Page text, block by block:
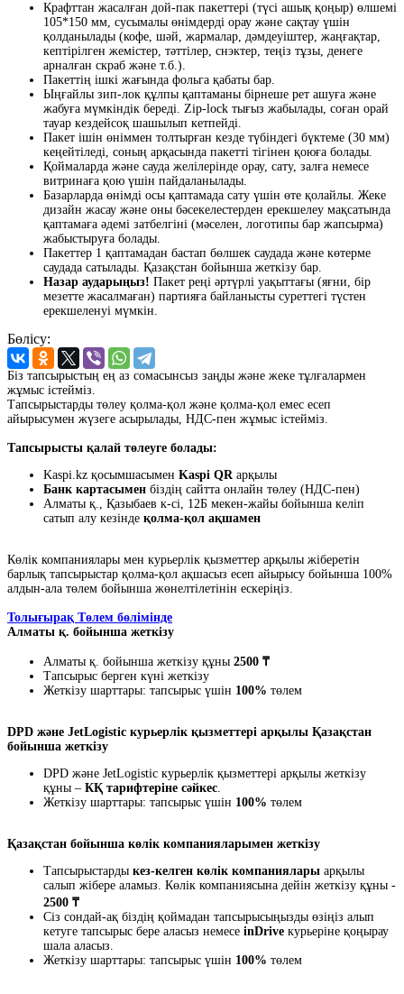
Крафттан жасалған дой-пак пакеттері (түсі ашық қоңыр) өлшемі
105*150 мм, сусымалы өнімдерді орау және сақтау үшін
қолданылады (кофе, шәй, жармалар, дәмдеуіштер, жаңғақтар,
кептірілген жемістер, тәттілер, снэктер, теңіз тұзы, денеге
арналған скраб және т.б.).
Пакеттің ішкі жағында фольга қабаты бар.
Ыңғайлы зип-лок құлпы қаптаманы бірнеше рет ашуға және
жабуға мүмкіндік береді. Zip-lock тығыз жабылады, соған орай
тауар кездейсоқ шашылып кетпейді.
Пакет ішін өніммен толтырған кезде түбіндегі бүктеме (30 мм)
кеңейтіледі, соның арқасында пакетті тігінен қоюға болады.
Қоймаларда және сауда желілерінде орау, сату, залға немесе
витринаға қою үшін пайдаланылады.
Базарларда өнімді осы қаптамада сату үшін өте қолайлы. Жеке
дизайн жасау және оны бәсекелестерден ерекшелеу мақсатында
қаптамаға әдемі затбелгіні (мәселен, логотипы бар жапсырма)
жабыстыруға болады.
Пакеттер 1 қаптамадан бастап бөлшек саудада және көтерме
саудада сатылады. Қазақстан бойынша жеткізу бар.
Назар аударыңыз! Пакет реңі әртүрлі уақыттағы (яғни, бір
мезетте жасалмаған) партияға байланысты суреттегі түстен
ерекшеленуі мүмкін.
Бөлісу:
Біз тапсырыстың ең аз сомасынсыз заңды және жеке тұлғалармен
жұмыс істейміз.
Тапсырыстарды төлеу қолма-қол және қолма-қол емес есеп
айырысумен жүзеге асырылады, НДС-пен жұмыс істейміз.
Тапсырысты қалай төлеуге болады:
Kaspi.kz қосымшасымен Kaspi QRарқылы
Банк картасымен біздің сайтта онлайн төлеу (НДС-пен)
Алматы қ., Қазыбаев к-сі, 12Б мекен-жайы бойынша келіп
сатып алу кезінде қолма-қол ақшамен
Көлік компаниялары мен курьерлік қызметтер арқылы жіберетін
барлық тапсырыстар қолма-қол ақшасыз есеп айырысу бойынша 100%
алдын-ала төлем бойынша жөнелтілетінін ескеріңіз.
Толығырақ Төлем бөлімінде
Алматы қ. бойынша жеткізу
Алматы қ. бойынша жеткізу құны 2500 ₸
Тапсырыс берген күні жеткізу
Жеткізу шарттары: тапсырыс үшін 100% төлем
DPD және JetLogistic курьерлік қызметтері арқылы Қазақстан
бойынша жеткізу
DPD және JetLogistic курьерлік қызметтері арқылы жеткізу
құны – КҚ тарифтеріне сәйкес.
Жеткізу шарттары: тапсырыс үшін 100% төлем
Қазақстан бойынша көлік компанияларымен жеткізу
Тапсырыстарды кез-келген көлік компаниялары арқылы
салып жібере аламыз. Көлік компаниясына дейін жеткізу құны -
2500 ₸
Сіз сондай-ақ біздің қоймадан тапсырысыңызды өзіңіз алып
кетуге тапсырыс бере аласыз немесе inDrive курьеріне қоңырау
шала аласыз.
Жеткізу шарттары: тапсырыс үшін 100% төлем